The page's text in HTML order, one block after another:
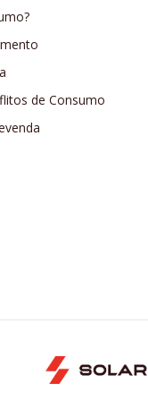
de Consumo